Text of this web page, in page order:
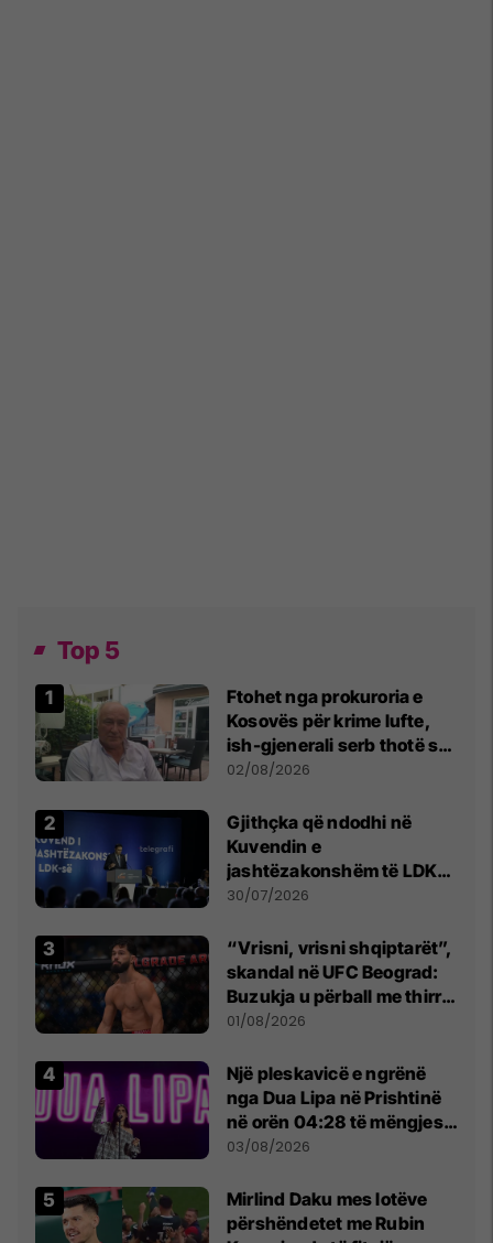
Top 5
Ftohet nga prokuroria e
Kosovës për krime lufte,
ish-gjenerali serb thotë se
dikush e tradhtoi në
02/08/2026
Gjithçka që ndodhi në
Kuvendin e
jashtëzakonshëm të LDK-
së
30/07/2026
“Vrisni, vrisni shqiptarët”,
skandal në UFC Beograd:
Buzukja u përball me thirrje
anti-shqiptare nga
01/08/2026
Një pleskavicë e ngrënë
nga Dua Lipa në Prishtinë
në orën 04:28 të mëngjesit
- dhe bota digjitale serbe
03/08/2026
Mirlind Daku mes lotëve
përshëndetet me Rubin